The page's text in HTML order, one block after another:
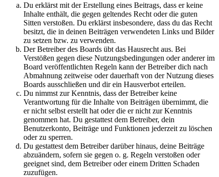
Du erklärst mit der Erstellung eines Beitrags, dass er keine
Inhalte enthält, die gegen geltendes Recht oder die guten
Sitten verstoßen. Du erklärst insbesondere, dass du das Recht
besitzt, die in deinen Beiträgen verwendeten Links und Bilder
zu setzen bzw. zu verwenden.
Der Betreiber des Boards übt das Hausrecht aus. Bei
Verstößen gegen diese Nutzungsbedingungen oder anderer im
Board veröffentlichten Regeln kann der Betreiber dich nach
Abmahnung zeitweise oder dauerhaft von der Nutzung dieses
Boards ausschließen und dir ein Hausverbot erteilen.
Du nimmst zur Kenntnis, dass der Betreiber keine
Verantwortung für die Inhalte von Beiträgen übernimmt, die
er nicht selbst erstellt hat oder die er nicht zur Kenntnis
genommen hat. Du gestattest dem Betreiber, dein
Benutzerkonto, Beiträge und Funktionen jederzeit zu löschen
oder zu sperren.
Du gestattest dem Betreiber darüber hinaus, deine Beiträge
abzuändern, sofern sie gegen o. g. Regeln verstoßen oder
geeignet sind, dem Betreiber oder einem Dritten Schaden
zuzufügen.